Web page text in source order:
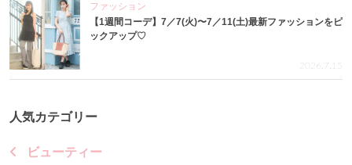
ファッション
【1週間コーデ】7／7(火)〜7／11(土)最新ファッションをピ
ックアップ♡
2026.7.15
人気カテゴリー
ビューティー